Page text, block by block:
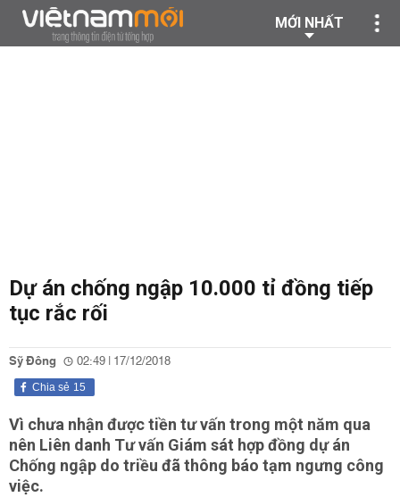
MỚI NHẤT
Dự án chống ngập 10.000 tỉ đồng tiếp
tục rắc rối
Sỹ Đông 02:49 | 17/12/2018
15
Chia sẻ
Vì chưa nhận được tiền tư vấn trong một năm qua
nên Liên danh Tư vấn Giám sát hợp đồng dự án
Chống ngập do triều đã thông báo tạm ngưng công
việc.